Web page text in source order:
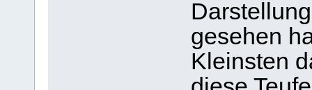
gesehen
Kleinsten